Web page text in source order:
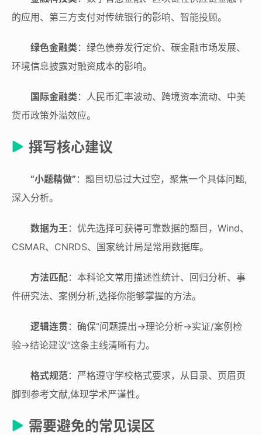
的应用、第三方支付对传统银行的影响、智能投顾。
绿色金融类：绿色债券发行定价、碳金融市场发展、
环境信息披露对融资成本的影响。
国际金融类：人民币汇率波动、跨境资本流动、中美
货币政策外溢效应。
撰写核心建议
“小题精做” ：题目切忌过大过空，聚焦一个具体问题,
深入分析。
数据为王 ：优先选择可获得可靠数据的题目，Wind、
CSMAR、CNRDS、国家统计局是常用数据库。
方法匹配：本科论文常用描述性统计、回归分析、事
件研究法、案例分析,选择你能够掌握的方法。
逻辑连贯：确保“问题提出→理论分析→实证/案例检
验→结论建议”这条主线清晰有力。
格式规范：严格遵守学校格式要求，从目录、页眉页
脚到参考文献,体现学术严谨性。
需要避免的常见误区